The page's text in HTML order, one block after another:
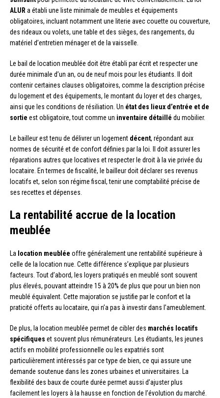
ALUR a établi une liste minimale de meubles et équipements
obligatoires, incluant notamment une literie avec couette ou couverture,
des rideaux ou volets, une table et des sièges, des rangements, du
matériel d’entretien ménager et de la vaisselle.
Le bail de location meublée doit être établi par écrit et respecter une
durée minimale d’un an, ou de neuf mois pour les étudiants. Il doit
contenir certaines clauses obligatoires, comme la description précise
du logement et des équipements, le montant du loyer et des charges,
ainsi que les conditions de résiliation. Un état des lieux d’entrée et de
sortie est obligatoire, tout comme un inventaire détaillé du mobilier.
Le bailleur est tenu de délivrer un logement décent, répondant aux
normes de sécurité et de confort définies par la loi. Il doit assurer les
réparations autres que locatives et respecter le droit à la vie privée du
locataire. En termes de fiscalité, le bailleur doit déclarer ses revenus
locatifs et, selon son régime fiscal, tenir une comptabilité précise de
ses recettes et dépenses.
La rentabilité accrue de la location
meublée
La location meublée offre généralement une rentabilité supérieure à
celle de la location nue. Cette différence s’explique par plusieurs
facteurs. Tout d’abord, les loyers pratiqués en meublé sont souvent
plus élevés, pouvant atteindre 15 à 20% de plus que pour un bien non
meublé équivalent. Cette majoration se justifie par le confort et la
praticité offerts au locataire, qui n’a pas à investir dans l’ameublement.
De plus, la location meublée permet de cibler des marchés locatifs
spécifiques et souvent plus rémunérateurs. Les étudiants, les jeunes
actifs en mobilité professionnelle ou les expatriés sont
particulièrement intéressés par ce type de bien, ce qui assure une
demande soutenue dans les zones urbaines et universitaires. La
flexibilité des baux de courte durée permet aussi d’ajuster plus
facilement les loyers à la hausse en fonction de l’évolution du marché.